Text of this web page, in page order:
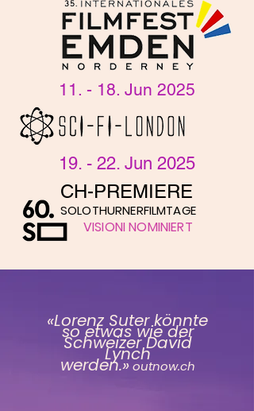
11. - 18. Jun 2025
19. - 22. Jun 2025
CH-PREMIERE
SOLOTHURNERFILMTAGE
VISIONI NOMINIERT
«Lorenz Suter könnte
so etwas wie der
Schweizer David
Lynch
werden.» outnow.ch